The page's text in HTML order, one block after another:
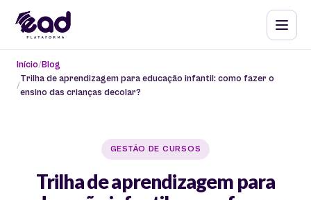
Início Blog
Trilha de aprendizagem para educação infantil: como fazer o
ensino das crianças decolar?
GESTÃO DE CURSOS
Trilha de aprendizagem para